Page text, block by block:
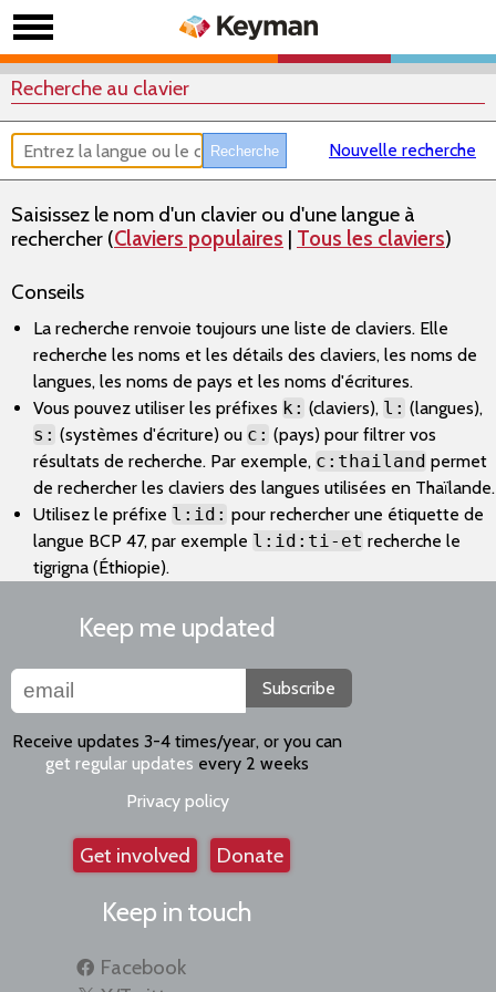
Recherche au clavier
Nouvelle recherche
Saisissez le nom d'un clavier ou d'une langue à
rechercher (Claviers populaires | Tous les claviers)
Conseils
La recherche renvoie toujours une liste de claviers. Elle
recherche les noms et les détails des claviers, les noms de
langues, les noms de pays et les noms d'écritures.
Vous pouvez utiliser les préfixes k: (claviers), l: (langues),
s: (systèmes d'écriture) ou c: (pays) pour filtrer vos
résultats de recherche. Par exemple, c:thailand permet
de rechercher les claviers des langues utilisées en Thaïlande.
Utilisez le préfixe l:id: pour rechercher une étiquette de
langue BCP 47, par exemple l:id:ti-et recherche le
tigrigna (Éthiopie).
Keep me updated
Subscribe
Receive updates 3-4 times/year, or you can
get regular updates every 2 weeks
Privacy policy
Get involved Donate
Keep in touch
Facebook